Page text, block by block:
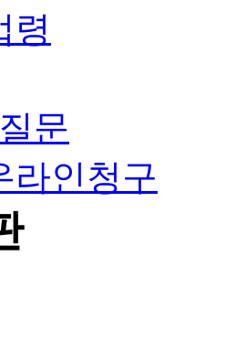
령
문
라인청구